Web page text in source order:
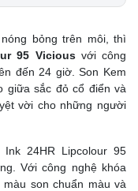
bỏng trên môi, thì
95 Viciousvới công
đến 24 giờ. Son Kem
giữa sắc đỏ cổ điển và
vời cho những người
24HR Lipcolour 95
Với công nghệ khóa
son chuẩn màu và